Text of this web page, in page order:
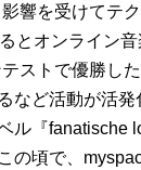
響を受けてテク
とオンライン音
テストで優勝し
など活動が活発
ル『fanatische
の頃で、